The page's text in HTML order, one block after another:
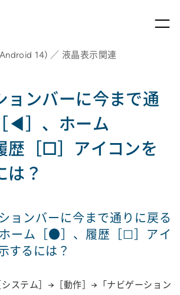
14) ／ 液晶表示関連
ョンバーに今まで通
◀］、ホーム
歴［☐］アイコンを
は？
ョンバーに今まで通りに戻る
ーム［●］、履歴［☐］アイ
するには？
システム］→［動作］→「ナビゲーション